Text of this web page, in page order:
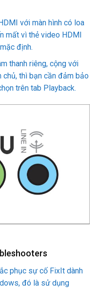
với màn hình có loa
mất vì thẻ video HDMI
định.
thanh riêng, cộng với
chủ, thì bạn cần đảm bảo
trên tab Playback.
phục sự cố FixIt dành
đó là sử dụng